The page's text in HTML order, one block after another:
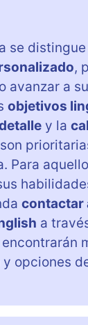
se
,
avanzar a
objetivos
y la
son
Para
contactar
a
opciones